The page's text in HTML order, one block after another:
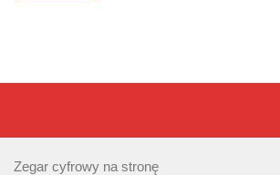
Zegar cyfrowy na stronę